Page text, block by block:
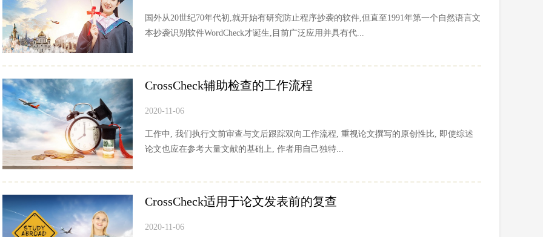
国外从20世纪70年代初,就开始有研究防止程序抄袭的软件,但直至1991年第一个自然语言文
本抄袭识别软件WordCheck才诞生,目前广泛应用并具有代...
CrossCheck辅助检查的工作流程
2020-11-06
工作中, 我们执行文前审查与文后跟踪双向工作流程, 重视论文撰写的原创性比, 即使综述
论文也应在参考大量文献的基础上, 作者用自己独特...
CrossCheck适用于论文发表前的复查
2020-11-06